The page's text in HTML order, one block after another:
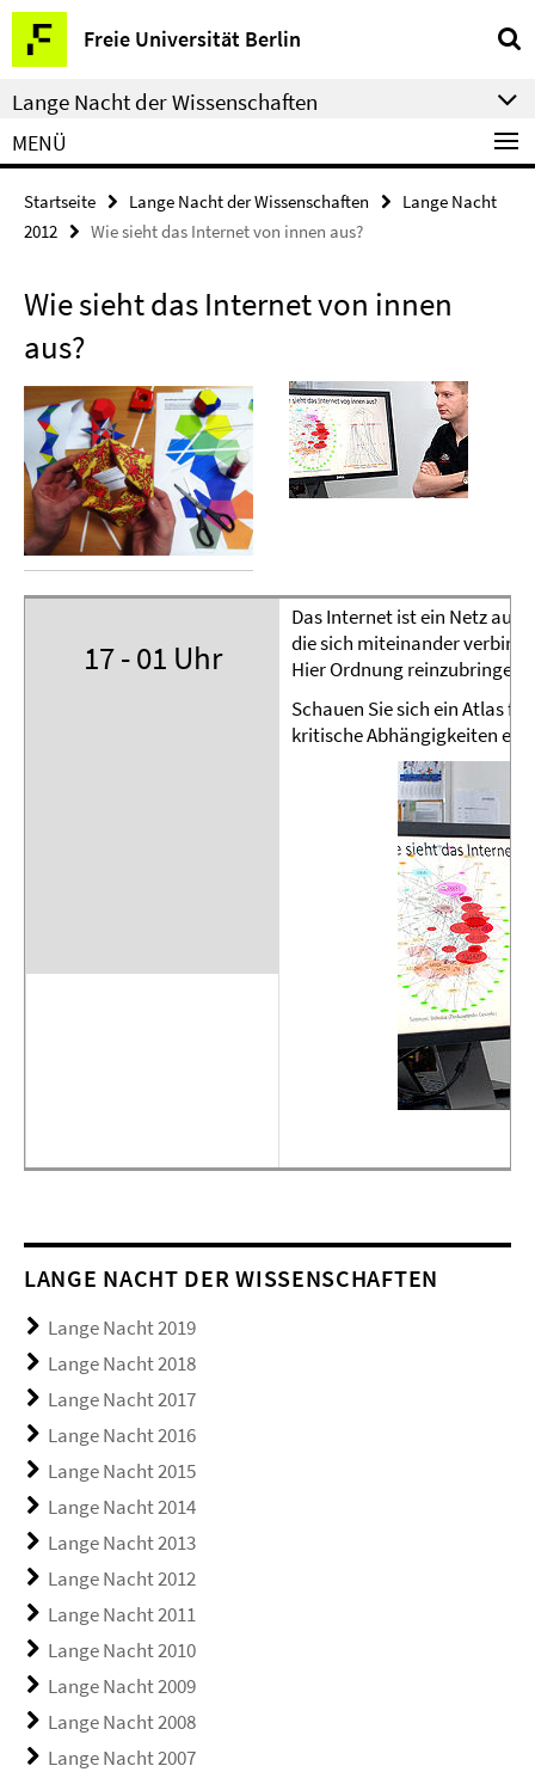
Springe
direkt
zu
Inhalt
Freie Universität Berlin
Service-
Navigation
Lange Nacht der Wissenschaften
MENÜ
Startseite Lange Nacht der Wissenschaften
Lange Nacht
2012
Wie sieht das Internet von innen aus?
Wie sieht das Internet von innen
aus?
17 - 01 Uhr
Das Internet ist ein Netz aus
die sich miteinander
Hier Ordnung reinzubringen
Schauen Sie sich ein Atlas
kritische Abhängigkeiten es
LANGE NACHT DER WISSENSCHAFTEN
Lange Nacht 2019
Lange Nacht 2018
Lange Nacht 2017
Lange Nacht 2016
Lange Nacht 2015
Lange Nacht 2014
Lange Nacht 2013
Lange Nacht 2012
Lange Nacht 2011
Lange Nacht 2010
Lange Nacht 2009
Lange Nacht 2008
Lange Nacht 2007